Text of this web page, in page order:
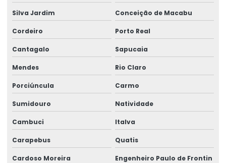
Etiquetas Para Brindes E Promoções
Etiquetas Para Classificação De Produtos
Etiquetas Para Comércio
Etiquetas Para Embalagens De Produtos
Etiquetas Para Embalagens E Produtos
Etiquetas Para Marcação De Preços
Etiquetas Para Produtos Alimentícios
Etiquetas Para Produtos Artesanais E Industriais
Silva Jardim Conceição de Macabu
Cordeiro Porto Real
Cantagalo Sapucaia
Mendes Rio Claro
Porciúncula Carmo
Sumidouro Natividade
Cambuci Italva
Carapebus Quatis
Cardoso Moreira Engenheiro Paulo de Frontin